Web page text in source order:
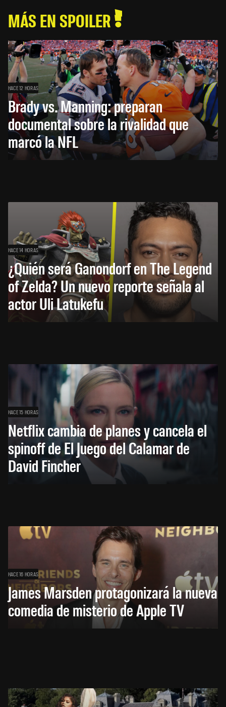
MÁS EN SPOILER
HACE 12 HORAS
Brady vs. Manning: preparan
documental sobre la rivalidad que
marcó la NFL
HACE 14 HORAS
¿Quién será Ganondorf en The Legend
of Zelda? Un nuevo reporte señala al
actor Uli Latukefu
HACE 15 HORAS
Netflix cambia de planes y cancela el
spinoff de El Juego del Calamar de
David Fincher
HACE 16 HORAS
James Marsden protagonizará la nueva
comedia de misterio de Apple TV